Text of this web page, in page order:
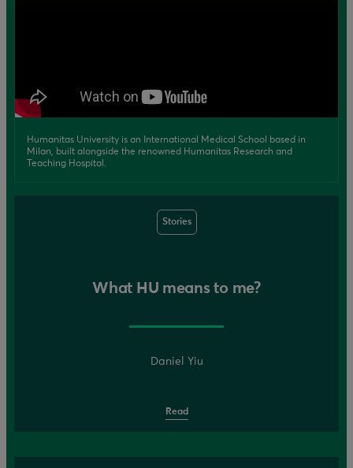
Humanitas University is an International Medical School based in
Milan, built alongside the renowned Humanitas Research and
Teaching Hospital.
Stories
What HU means to me?
Daniel Yiu
Read